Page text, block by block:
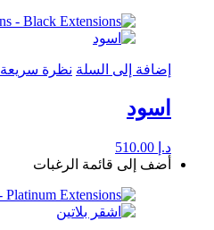
إضافة إلى السلة نظرة سريعة
اسود
د.إ
أضف إلى قائمة الرغبات